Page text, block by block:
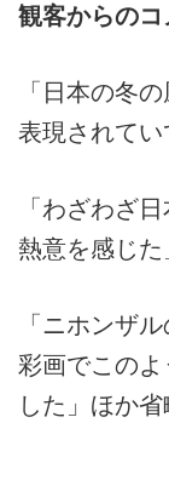
観客からのコ
「日本の冬
表現されてい
「わざわざ
熱意を感じた
「ニホンザ
彩画でこの
した」ほか省